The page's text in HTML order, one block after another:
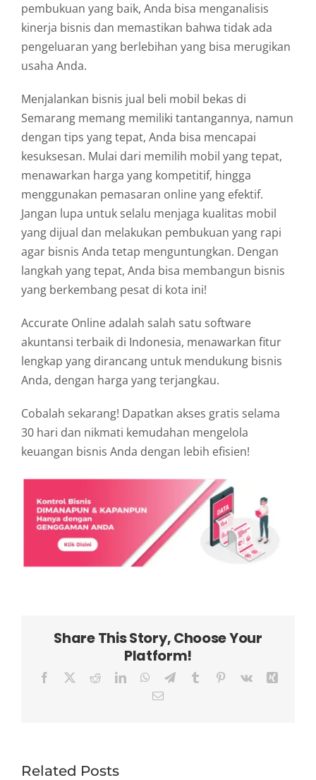
pembukuan yang baik, Anda bisa menganalisis
kinerja bisnis dan memastikan bahwa tidak ada
pengeluaran yang berlebihan yang bisa merugikan
usaha Anda.
Menjalankan bisnis jual beli mobil bekas di
Semarang memang memiliki tantangannya, namun
dengan tips yang tepat, Anda bisa mencapai
kesuksesan. Mulai dari memilih mobil yang tepat,
menawarkan harga yang kompetitif, hingga
menggunakan pemasaran online yang efektif.
Jangan lupa untuk selalu menjaga kualitas mobil
yang dijual dan melakukan pembukuan yang rapi
agar bisnis Anda tetap menguntungkan. Dengan
langkah yang tepat, Anda bisa membangun bisnis
yang berkembang pesat di kota ini!
Accurate Online adalah salah satu software
akuntansi terbaik di Indonesia, menawarkan fitur
lengkap yang dirancang untuk mendukung bisnis
Anda, dengan harga yang terjangkau.
Cobalah sekarang! Dapatkan akses gratis selama
30 hari dan nikmati kemudahan mengelola
keuangan bisnis Anda dengan lebih efisien!
Share This Story, Choose Your
Platform!
Facebook RedditLinkedInWhatsApp
TelegramTumblr Pinterest
Vk
Email
Related Posts